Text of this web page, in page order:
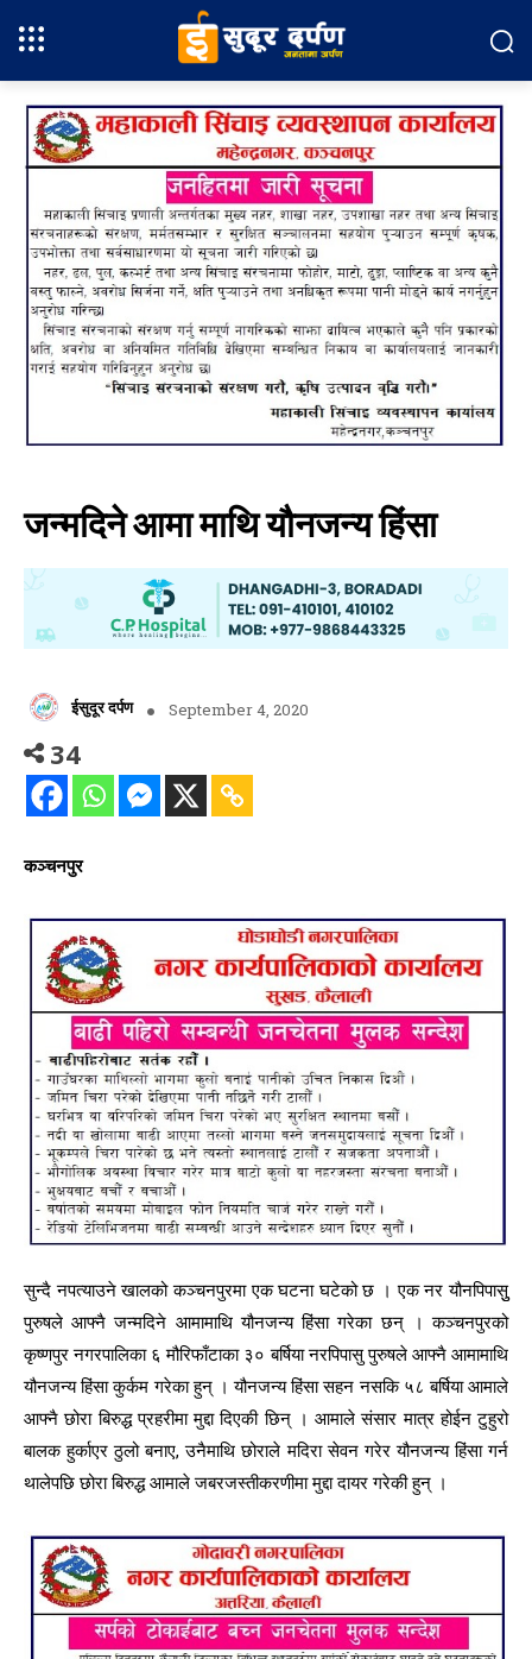
जन्मदिने आमा माथि यौनजन्य हिंसा
ईसुदूर दर्पण September 4, 2020
34
कञ्चनपुर
सुन्दै नपत्याउने खालको कञ्चनपुरमा एक घटना घटेको छ । एक नर यौनपिपासुु
पुरुषले आफ्नै जन्मदिने आमामाथि यौनजन्य हिंसा गरेका छन् । कञ्चनपुरको
कृष्णपुर नगरपालिका ६ मौरिफाँटाका ३० बर्षिया नरपिपासु पुरुषले आफ्नै आमामाथि
यौनजन्य हिंसा कुर्कम गरेका हुन् । यौनजन्य हिंसा सहन नसकि ५८ बर्षिया आमाले
आफ्नै छोरा बिरुद्ध प्रहरीमा मुद्दा दिएकी छिन् । आमाले संसार मात्र होईन टुहुरो
बालक हुर्काएर ठुलो बनाए, उनैमाथि छोराले मदिरा सेवन गरेर यौनजन्य हिंसा गर्न
थालेपछि छोरा बिरुद्ध आमाले जबरजस्तीकरणीमा मुद्दा दायर गरेकी हुन् ।